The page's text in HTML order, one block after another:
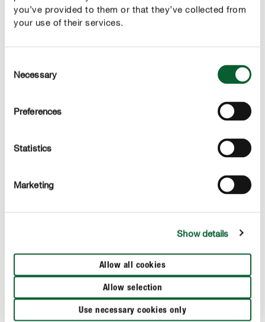
you’ve provided to them or that they’ve collected from
your use of their services.
Selection
Necessary
Preferences
Statistics
Marketing
Show details
Allow all cookies
Allow selection
Use necessary cookies only
Już od pierwszej aplikacji nawóz dostarcza roślinom
wszystkie niezbędne składniki pokarmowe. Zapewnia im
Dodatkowa porcja potasu poprawia bilans wodny roślin,
dzięki czemu efektywniej wykorzystują dostępne zasoby i
tracą mniej wilgoci. Regularnie stosowany nawóz
wydłuża odstępy między podlewaniem.
Stosowanie